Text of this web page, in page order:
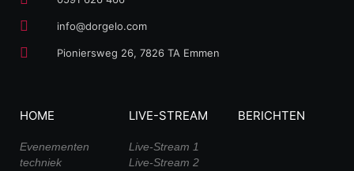
info@dorgelo.com
Pioniersweg 26, 7826 TA Emmen
HOME
Evenementen
techniek
LIVE-STREAM
Live-Stream 1
Live-Stream 2
BERICHTEN